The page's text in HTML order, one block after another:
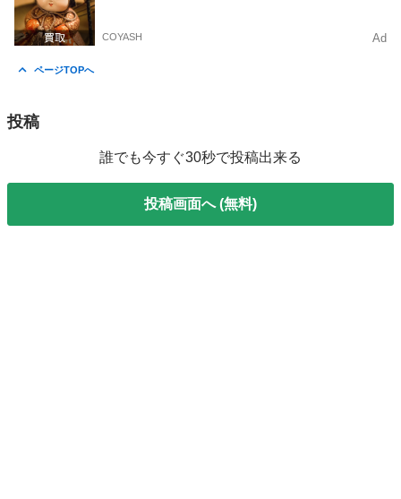
COYASH Ad
ページTOPへ
投稿
誰でも今すぐ30秒で投稿出来る
投稿画面へ (無料)